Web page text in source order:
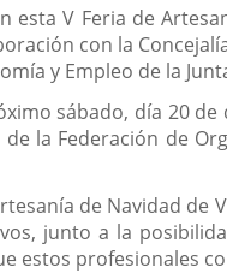
V Feria de
con la
y Empleo de la
sábado, día 20
la Federación de
de Navidad
junto a la
estos profesionales